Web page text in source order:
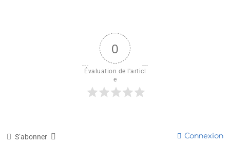
0
Évaluation de l'articl
e
S’abonner Connexion